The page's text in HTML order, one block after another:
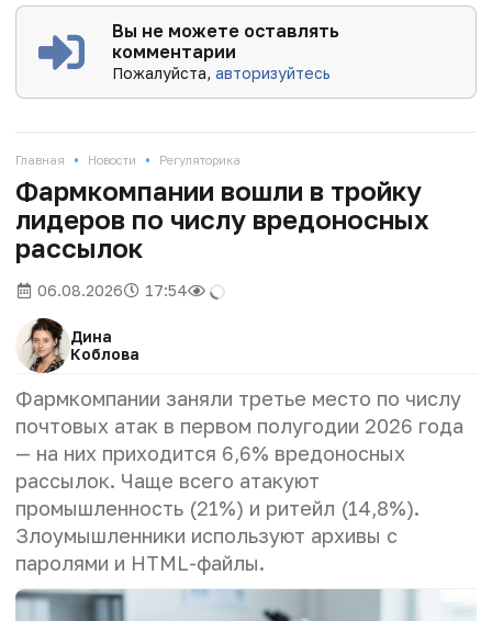
Вы не можете оставлять
комментарии
Пожалуйста,авторизуйтесь
Главная • Новости • Регуляторика
Фармкомпании вошли в тройку
лидеров по числу вредоносных
рассылок
06.08.2026 17:54
Дина
Коблова
Фармкомпании заняли третье место по числу
почтовых атак в первом полугодии 2026 года
— на них приходится 6,6% вредоносных
рассылок. Чаще всего атакуют
промышленность (21%) и ритейл (14,8%).
Злоумышленники используют архивы с
паролями и HTML-файлы.